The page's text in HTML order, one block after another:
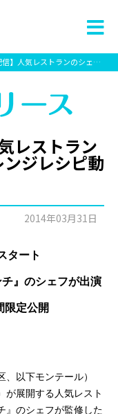
トランのシェフが出演するアレンジレシピ動画
レストラン
ジレシピ動
2014年03月31日
タート
チ』のシェフが出演
限定公開
以下モンテール）
が展開する人気レスト
』のシェフが監修した